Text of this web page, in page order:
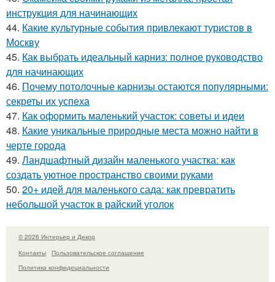
инструкция для начинающих
44. Какие культурные события привлекают туристов в
Москву
45. Как выбрать идеальный карниз: полное руководство
для начинающих
46. Почему потолочные карнизы остаются популярными:
секреты их успеха
47. Как оформить маленький участок: советы и идеи
48. Какие уникальные природные места можно найти в
черте города
49. Ландшафтный дизайн маленького участка: как
создать уютное пространство своими руками
50. 20+ идей для маленького сада: как превратить
небольшой участок в райский уголок
© 2026 Интерьер и Декор
Контакты
Пользовательское соглашение
Политика конфидециальности